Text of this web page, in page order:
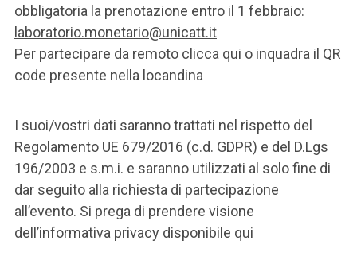
obbligatoria la prenotazione entro il 1 febbraio:
laboratorio.monetario@unicatt.it
Per partecipare da remoto clicca qui o inquadra il QR
code presente nella locandina
I suoi/vostri dati saranno trattati nel rispetto del
Regolamento UE 679/2016 (c.d. GDPR) e del D.Lgs
196/2003 e s.m.i. e saranno utilizzati al solo fine di
dar seguito alla richiesta di partecipazione
all’evento. Si prega di prendere visione
dell’informativa privacy disponibile qui